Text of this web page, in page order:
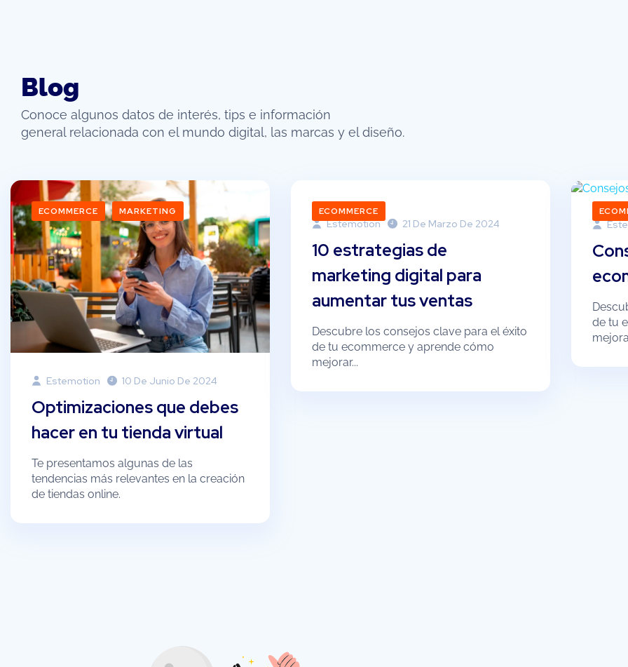
Blog
Conoce algunos datos de interés, tips e información
general relacionada con el mundo digital, las marcas y el diseño.
ECOMMERCE MARKETING
Estemotion 10 De Junio De 2024
Optimizaciones que debes
hacer en tu tienda virtual
Te presentamos algunas de las
tendencias más relevantes en la creación
de tiendas online.
ECOMMERCE
Estemotion 21 De Marzo De 2024
10 estrategias de
marketing digital para
aumentar tus ventas
Descubre los consejos clave para el éxito
de tu ecommerce y aprende cómo
mejorar...
de tu